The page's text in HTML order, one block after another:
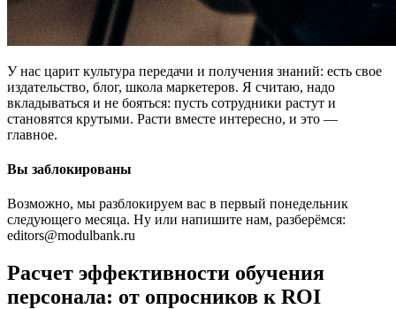
У нас царит культура передачи и получения знаний: есть свое
издательство, блог, школа маркетеров. Я считаю, надо
вкладываться и не бояться: пусть сотрудники растут и
становятся крутыми. Расти вместе интересно, и это —
главное.
Вы заблокированы
Возможно, мы разблокируем вас в первый понедельник
следующего месяца. Ну или напишите нам, разберёмся:
editors@modulbank.ru
Расчет эффективности обучения
персонала: от опросников к ROI